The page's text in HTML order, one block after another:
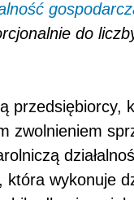
do
przedsiębiorcy,
zwolnieniem
wykonuje